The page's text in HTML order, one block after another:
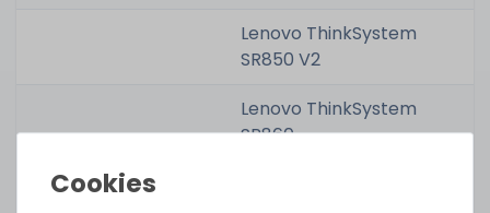
Lenovo ThinkSystem
SR850 V2
Lenovo ThinkSystem
SR860